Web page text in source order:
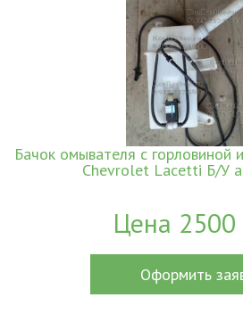
Бачок омывателя c
Chevrolet Lacetti Б/У
Цена 2500
Оформить